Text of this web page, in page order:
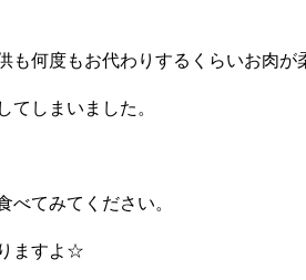
も何度もお代わりするくらいお肉が
てしまいました。
べてみてください。
ますよ☆